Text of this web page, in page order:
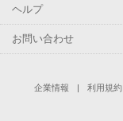
ヘルプ
お問い合わせ
企業情報 利用規約